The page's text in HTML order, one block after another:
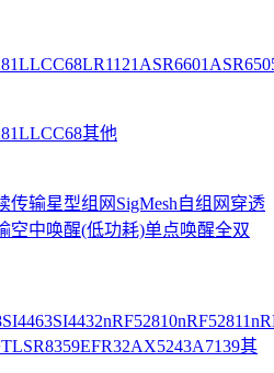
LLCC68LR1121 ASR6601
LLCC68其他
传输星型组网 SigMesh自组网 穿透
空中唤醒(低功耗)单点唤醒全双
SI4463SI4432nRF52810nRF52811
TLSR8359EFR32AX5243A7139其